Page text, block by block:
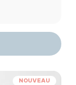
NOUVEAU